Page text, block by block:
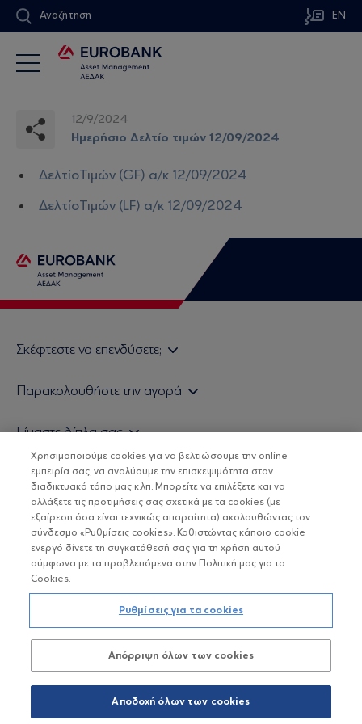
Αναζήτηση EN
12/9/2024
Ημερήσιο Δελτίο τιμών 12/09/2024
ΔελτίοΤιμών (GF) α/κ 12/09/2024
ΔελτίοΤιμών (LF) α/κ 12/09/2024
Σκέφτεστε να επενδύσετε;
Τιμολογιακή Πολιτική
Δείτε τις πολιτικές μας
Βασικές Γνώσεις
Παρακολουθήστε την αγορά
Τα νέα μας
Χρήσιμοι σύνδεσμοι
Είμαστε δίπλα σας
H Eurobank Asset Management ΑΕΔΑΚ
Επενδυτική φιλοσοφία ESG
Πιστοποιημένα στελέχη και συνεργάτες
Αποστολή Βιογραφικών
ΟΙ ΟΣΕΚΑ ΔΕΝ ΕΧΟΥΝ ΕΓΓΥΗΜΕΝΗ ΑΠΟΔΟΣΗ ΚΑΙ ΟΙ
ΠΡΟΗΓΟΥΜΕΝΕΣ ΑΠΟΔΟΣΕΙΣ ΔΕΝ ΔΙΑΣΦΑΛΙΖΟΥΝ ΤΙΣ
ΜΕΛΛΟΝΤΙΚΕΣ
Copyright © Eurobank ΑΕΔΑΚ
Προστασία Προσωπικών Δεδομένων
Όροι χρήσης
Πολιτική cookies
Χρησιμοποιούμε cookies για να βελτιώσουμε την online
εμπειρία σας, να αναλύουμε την επισκεψιμότητα στον
διαδικτυακό τόπο μας κ.λπ. Μπορείτε να επιλέξετε και να
αλλάξετε τις προτιμήσεις σας σχετικά με τα cookies (με
εξαίρεση όσα είναι τεχνικώς απαραίτητα) ακολουθώντας τον
σύνδεσμο «Ρυθμίσεις cookies». Καθιστώντας κάποιο cookie
ενεργό δίνετε τη συγκατάθεσή σας για τη χρήση αυτού
σύμφωνα με τα προβλεπόμενα στην Πολιτική μας για τα
Cookies.
Ρυθμίσεις για τα cookies
Απόρριψη όλων των cookies
Αποδοχή όλων των cookies